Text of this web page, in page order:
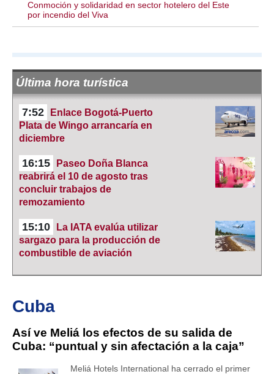
Conmoción y solidaridad en sector hotelero del Este
por incendio del Viva
Última hora turística
7:52
Enlace Bogotá-Puerto
Plata de Wingo arrancaría en
diciembre
16:15
Paseo Doña Blanca
reabrirá el 10 de agosto tras
concluir trabajos de
remozamiento
15:10
La IATA evalúa utilizar
sargazo para la producción de
combustible de aviación
Cuba
Así ve Meliá los efectos de su salida de
Cuba: “puntual y sin afectación a la caja”
Meliá Hotels International ha cerrado el primer